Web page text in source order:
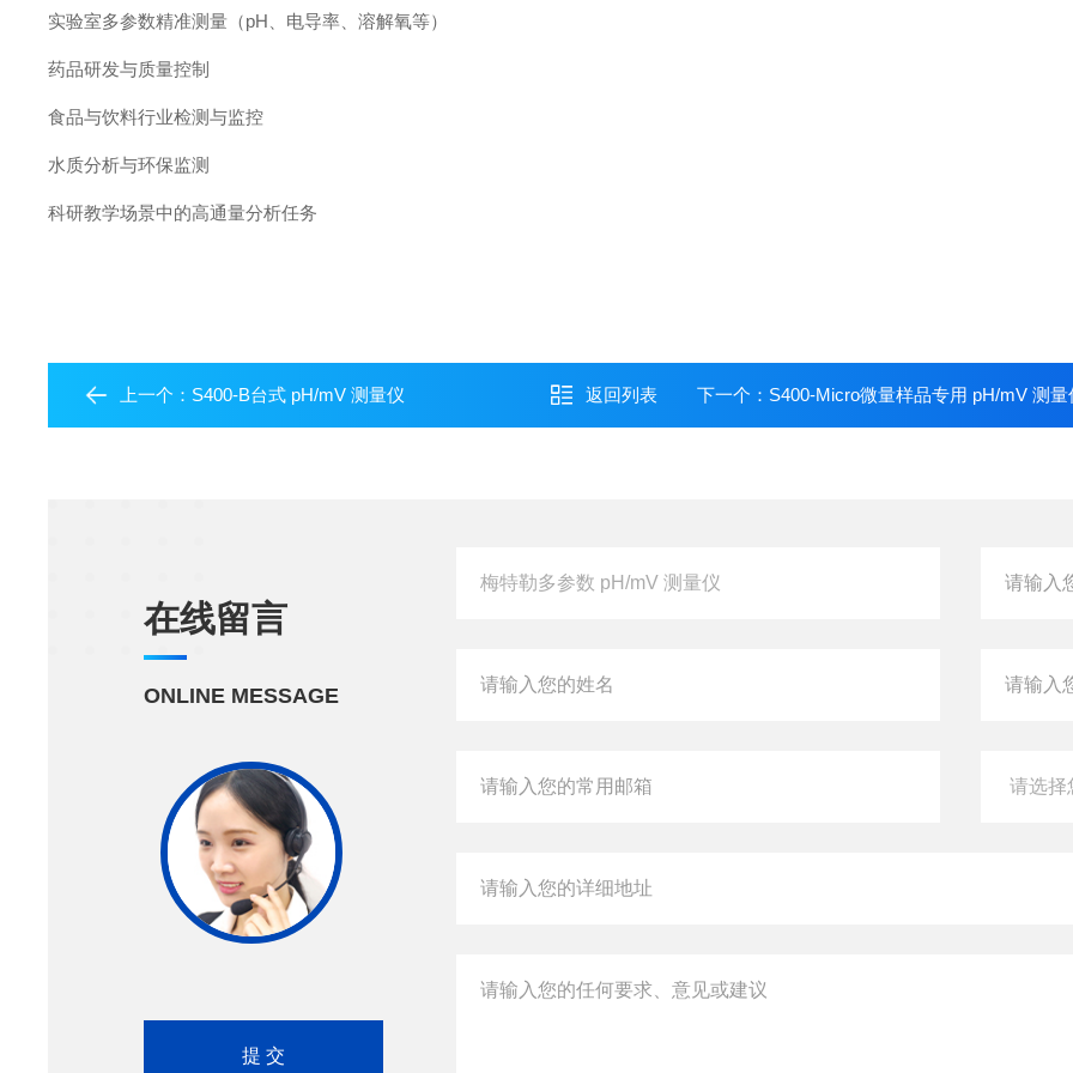
实验室多参数精准测量（pH、电导率、溶解氧等）
药品研发与质量控制
食品与饮料行业检测与监控
水质分析与环保监测
科研教学场景中的高通量分析任务
上一个： S400-B台式 pH/mV 测量仪 返回列表 下一个： S400-Micro微量样品专用 pH/mV 测量
在线留言
ONLINE MESSAGE